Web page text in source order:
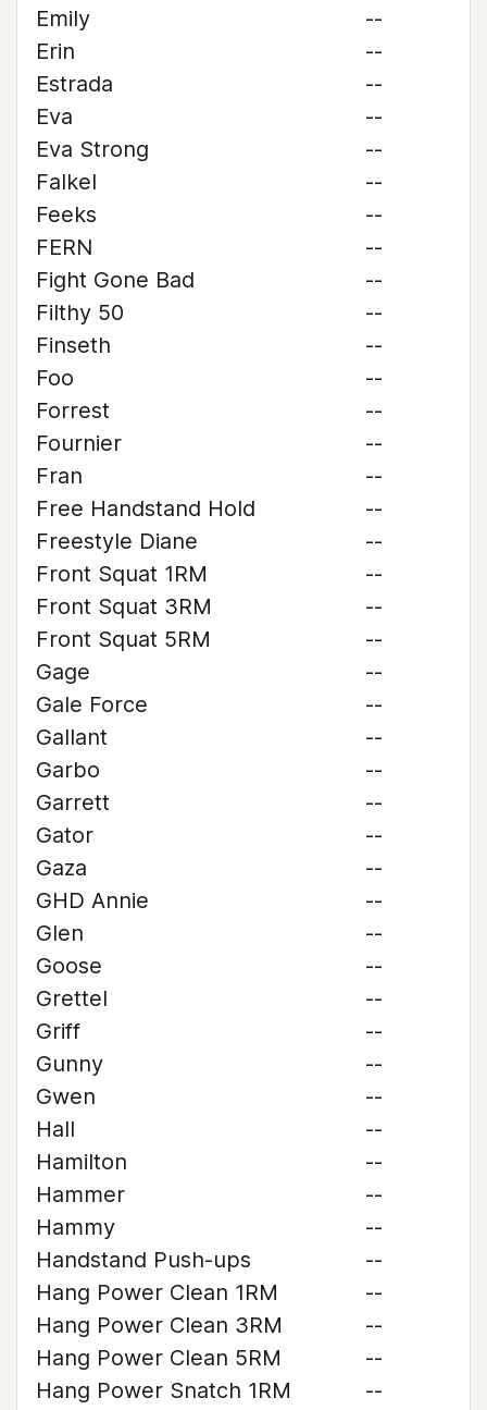
Emily
--
Erin
--
Estrada
--
Eva
--
Eva Strong
--
Falkel
--
Feeks
--
FERN
--
Fight Gone Bad
--
Filthy 50
--
Finseth
--
Foo
--
Forrest
--
Fournier
--
Fran
--
Free Handstand Hold
--
Freestyle Diane
--
Front Squat 1RM
--
Front Squat 3RM
--
Front Squat 5RM
--
Gage
--
Gale Force
--
Gallant
--
Garbo
--
Garrett
--
Gator
--
Gaza
--
GHD Annie
--
Glen
--
Goose
--
Grettel
--
Griff
--
Gunny
--
Gwen
--
Hall
--
Hamilton
--
Hammer
--
Hammy
--
Handstand Push-ups
--
Hang Power Clean 1RM
--
Hang Power Clean 3RM
--
Hang Power Clean 5RM
--
Hang Power Snatch 1RM
--